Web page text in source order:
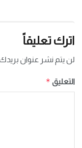
اترك تعليقاً
لن يتم نشر عنوان بريدك
التعليق *